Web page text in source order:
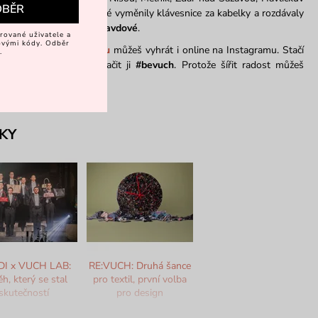
ze zákaznické, které vyměnily klávesnice za kabelky a rozdávaly
a hlavně opravdové.
Nevadí!
Kabelku můžeš vyhrát i online na Instagramu. Stačí
něco hezkého a označit ji#bevuch. Protože šířit radost můžeš
x VUCH LAB:
který se stal
skutečností
RE:VUCH: Druhá šance
pro textil, první volba
pro design
uživatele a
kódy. Odběr